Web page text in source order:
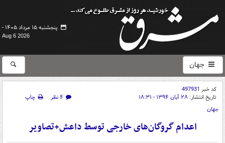
پنجشنبه ۱۵ مرداد ۱۴۰۵ -
Aug 6 2026
جهان
کد خبر 497931
تاریخ انتشار: ۲۸ آبان ۱۳۹۴ - ۱۸:۳۱ ۴ نظر
چاپ
جهان
اعدام گروگان‌های خارجی توسط داعش+تصاویر